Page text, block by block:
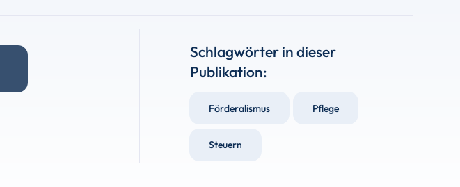
Schlagwörter in dieser
Publikation:
Förderalismus Pflege
Steuern